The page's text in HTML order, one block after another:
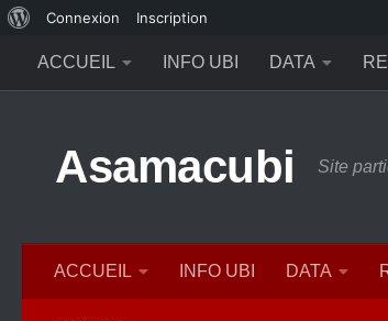
propos
de
Connexion Inscription
ACCUEIL
INFO UBI DATA
Asamacubi Site
ACCUEIL INFO UBI DATA